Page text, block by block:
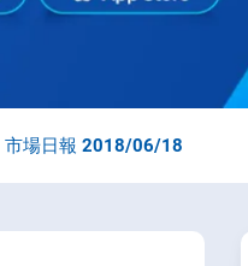
市場日報 2018/06/18